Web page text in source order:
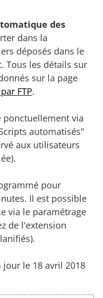
des
dans la
déposés dans le
Tous les détails sur
sur la page
FTP.
ponctuellement via
automatisés"
aux utilisateurs
pour
Il est possible
via le paramétrage
de l'extension
jour le 18 avril 2018